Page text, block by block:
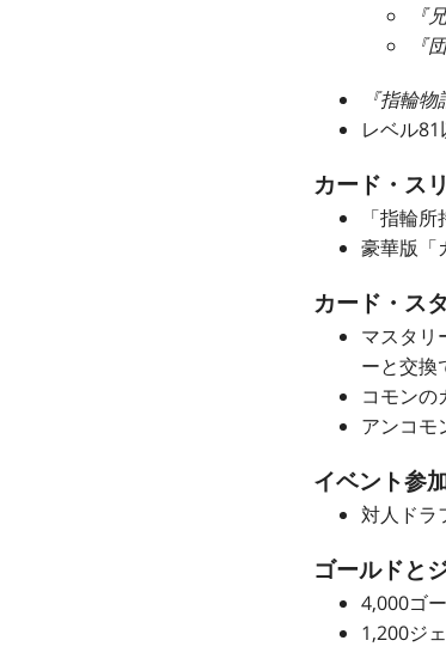
『
『
『指輪
レベル
カード・ス
「指輪
豪華版「
カード・ス
マスタリ
ーと交換
コモンの
アンコモ
イベント参
対人ドラ
ゴールドと
4,000ゴ
1,200ジ